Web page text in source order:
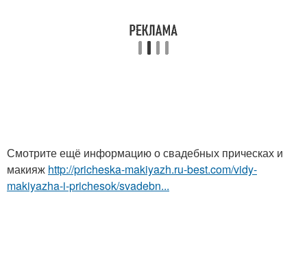
Смотрите ещё информацию о свадебных прическах и
макияж http://pricheska-makiyazh.ru-best.com/vidy-
makiyazha-i-prichesok/svadebn...